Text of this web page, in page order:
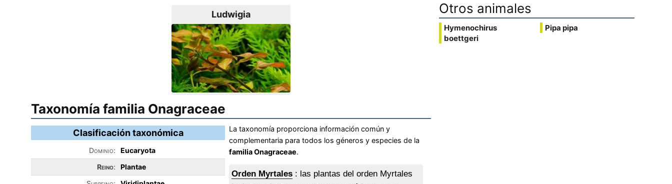
Ludwigia
Taxonomía familia Onagraceae
Clasificación taxonómica
Dominio:
Eucaryota
Reino:
Plantae
La taxonomía proporciona información común y
complementaria para todos los géneros y especies de la
familia Onagraceae.
Orden Myrtales : las plantas del orden Myrtales
Otros animales
Hymenochirus
boettgeri
Pipa pipa